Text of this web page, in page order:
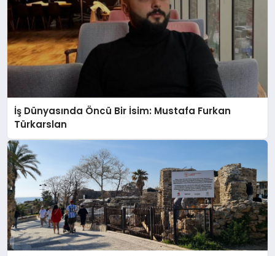
İş Dünyasında Öncü Bir İsim: Mustafa Furkan
Türkarslan